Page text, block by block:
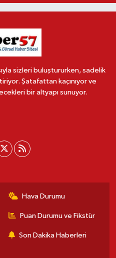
sizleri buluştururken, sadelik
Şatafattan kaçınıyor ve
bir altyapı sunuyor.
Hava Durumu
Puan Durumu ve Fikstür
Son Dakika Haberleri